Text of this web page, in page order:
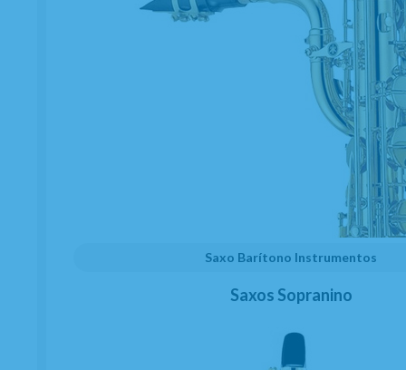
Saxo Barítono Instrumentos
Saxos Sopranino